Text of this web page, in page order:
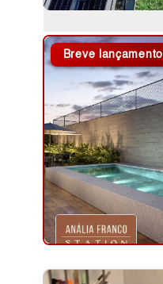
Breve lançamento